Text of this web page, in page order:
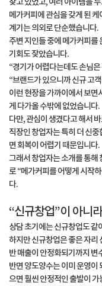
메가커피에 관심을 갖게 된
계기는 의외로 단순했습니다.
주변 지인들 중에 메가커피를
기회도 잦았습니다.
“경기가 어렵다는데도 손님
“브랜드가 있으니까 신규 고
이런 현장을 가까이에서 보면
게 다가올 수밖에 없었습니다.
다만, 관심이 생겼다고 해서
직장인 창업자는 특히 더 신
면 회복이 어렵기 때문입니다.
그래서 창업자는 소개를 통해
로 “메가커피를 어떻게 시작
다.
“신규창업”이 아니
상담 초기에는 신규창업도 같
하지만 신규창업은 좋은 자리
반 매출이 안정화되기까지 변
반면 양도양수는 이미 운영이
으면 훨씬 안정적인 출발이 가